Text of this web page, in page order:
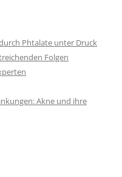
Phtalate unter Druck
Folgen
Akne und ihre